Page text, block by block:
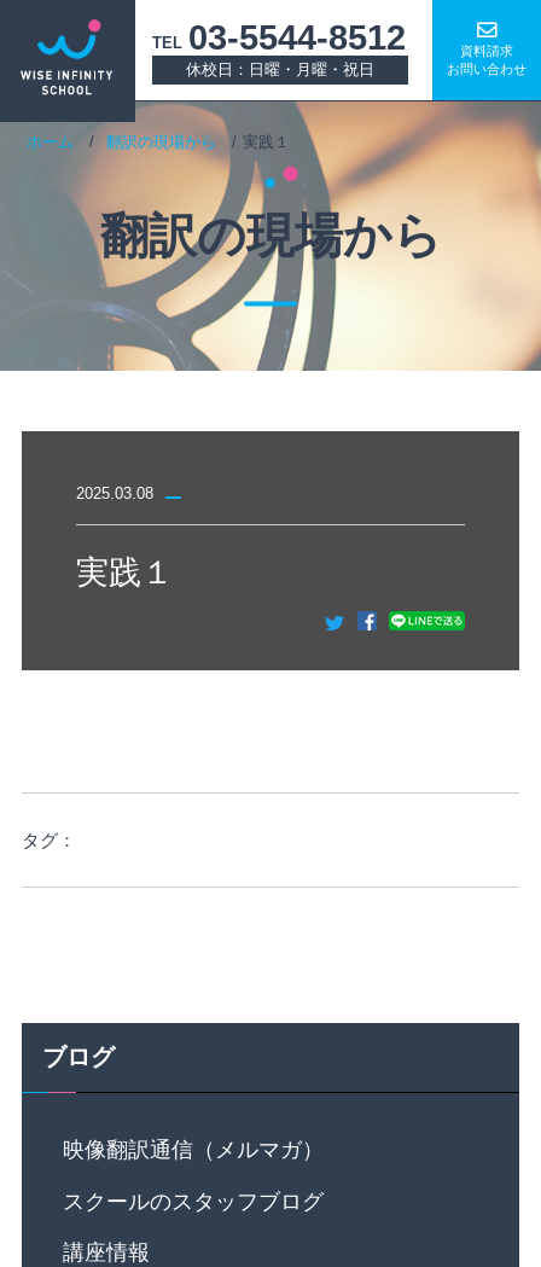
TEL 03-5544-8512
休校日：日曜・月曜・祝日
資料請求
お問い合わせ
ホーム 翻訳の現場から 実践１
翻訳の現場から
2025.03.08
実践１
タグ：
ブログ
映像翻訳通信（メルマガ）
スクールのスタッフブログ
講座情報